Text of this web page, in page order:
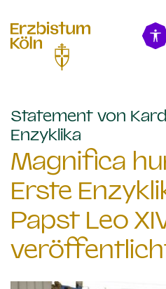
Statement von
Enzyklika
Magnifica
Erste
Papst Leo